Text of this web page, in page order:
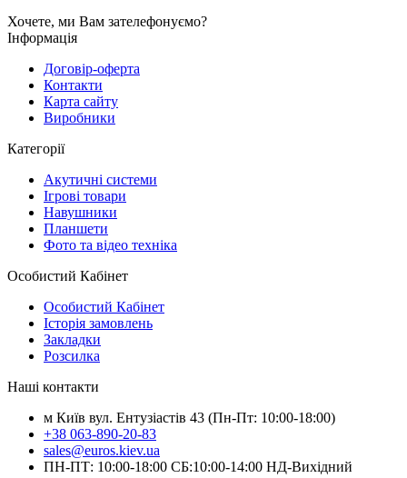
Хочете, ми Вам зателефонуємо?
Інформація
Договір-оферта
Контакти
Карта сайту
Виробники
Категорії
Акутичні системи
Ігрові товари
Навушники
Планшети
Фото та відео техніка
Особистий Кабінет
Особистий Кабінет
Історія замовлень
Закладки
Розсилка
Наші контакти
м Київ вул. Ентузіастів 43 (Пн-Пт: 10:00-18:00)
+38 063-890-20-83
sales@euros.kiev.ua
ПН-ПТ: 10:00-18:00 СБ:10:00-14:00 НД-Вихідний